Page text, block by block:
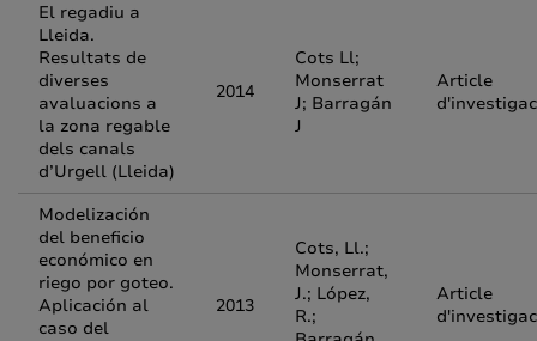
El regadiu a
Lleida.
Resultats de
diverses
avaluacions a
la zona regable
dels canals
d’Urgell (Lleida)
2014
Cots Ll;
Monserrat
J; Barragán
J
Article
Modelización
del beneficio
económico en
riego por goteo.
Aplicación al
caso del
2013
Cots, Ll.;
Monserrat,
J.; López,
R.;
Article